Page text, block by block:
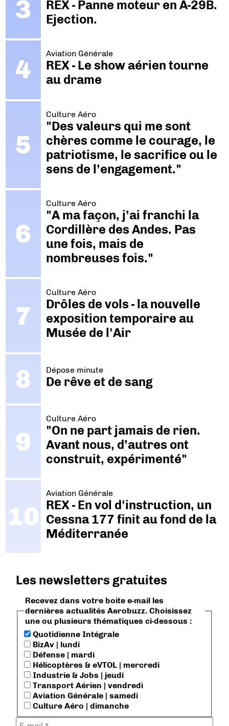
REX - Panne moteur en A-29B.
Ejection.
Aviation Générale
REX - Le show aérien tourne
au drame
Culture Aéro
"Des valeurs qui me sont
chères comme le courage, le
patriotisme, le sacrifice ou le
sens de l’engagement."
Culture Aéro
"A ma façon, j’ai franchi la
Cordillère des Andes. Pas
une fois, mais de
nombreuses fois."
Culture Aéro
Drôles de vols - la nouvelle
exposition temporaire au
Musée de l'Air
Dépose minute
De rêve et de sang
Culture Aéro
"On ne part jamais de rien.
Avant nous, d’autres ont
construit, expérimenté"
Aviation Générale
REX - En vol d'instruction, un
Cessna 177 finit au fond de la
Méditerranée
Les newsletters gratuites
Recevez dans votre boite e-mail les
dernières actualités Aerobuzz. Choisissez
une ou plusieurs thématiques ci-dessous :
Quotidienne Intégrale
BizAv | lundi
Défense | mardi
Hélicoptères & eVTOL | mercredi
Industrie & Jobs | jeudi
Transport Aérien | vendredi
Aviation Générale | samedi
Culture Aéro | dimanche